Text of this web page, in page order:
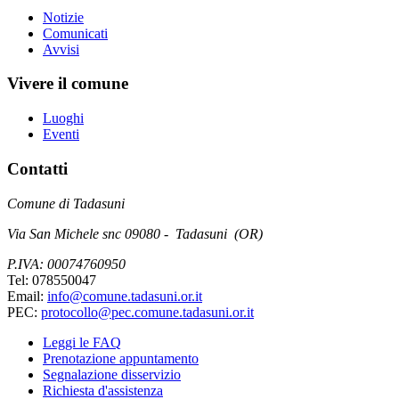
Notizie
Comunicati
Avvisi
Vivere il comune
Luoghi
Eventi
Contatti
Comune di Tadasuni
Via San Michele snc 09080 - Tadasuni (OR)
P.IVA: 00074760950
Tel: 078550047
Email: info@comune.tadasuni.or.it
PEC: protocollo@pec.comune.tadasuni.or.it
Leggi le FAQ
Prenotazione appuntamento
Segnalazione disservizio
Richiesta d'assistenza